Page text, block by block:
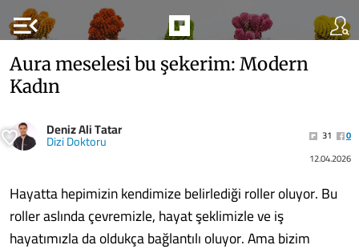
menu_open
Aura meselesi bu şekerim: Modern
Kadın
Deniz Ali Tatar
Dizi Doktoru 31
0
12.04.2026
Hayatta hepimizin kendimize belirlediği roller oluyor. Bu
roller aslında çevremizle, hayat şeklimizle ve iş
hayatımızla da oldukça bağlantılı oluyor. Ama bizim